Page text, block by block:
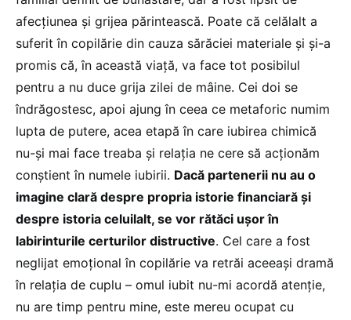
afecțiunea și grijea părintească. Poate că celălalt a
suferit în copilărie din cauza sărăciei materiale și și-a
promis că, în această viață, va face tot posibilul
pentru a nu duce grija zilei de mâine. Cei doi se
îndrăgostesc, apoi ajung în ceea ce metaforic numim
lupta de putere, acea etapă în care iubirea chimică
nu-și mai face treaba și relația ne cere să acționăm
conștient în numele iubirii. Dacă partenerii nu au o
imagine clară despre propria istorie financiară și
despre istoria celuilalt, se vor rătăci ușor în
labirinturile certurilor distructive. Cel care a fost
neglijat emoțional în copilărie va retrăi aceeași dramă
în relația de cuplu – omul iubit nu-mi acordă atenție,
nu are timp pentru mine, este mereu ocupat cu